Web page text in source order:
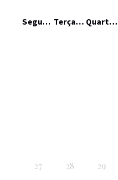
Segunda-feira Terça-feira Quarta-feira
27 28 29